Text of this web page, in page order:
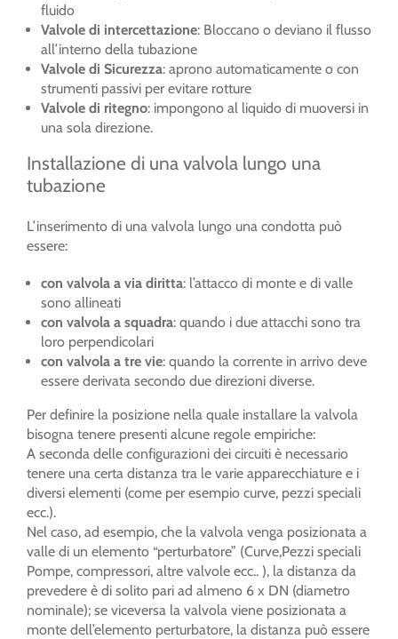
fluido
Valvole di intercettazione: Bloccano o deviano il flusso
all’interno della tubazione
Valvole di Sicurezza: aprono automaticamente o con
strumenti passivi per evitare rotture
Valvole di ritegno: impongono al liquido di muoversi in
una sola direzione.
Installazione di una valvola lungo una
tubazione
L’inserimento di una valvola lungo una condotta può
essere:
con valvola a via diritta: l’attacco di monte e di valle
sono allineati
con valvola a squadra: quando i due attacchi sono tra
loro perpendicolari
con valvola a tre vie: quando la corrente in arrivo deve
essere derivata secondo due direzioni diverse.
Per definire la posizione nella quale installare la valvola
bisogna tenere presenti alcune regole empiriche:
A seconda delle configurazioni dei circuiti è necessario
tenere una certa distanza tra le varie apparecchiature e i
diversi elementi (come per esempio curve, pezzi speciali
ecc.).
Nel caso, ad esempio, che la valvola venga posizionata a
valle di un elemento “perturbatore” (Curve,Pezzi speciali
Pompe, compressori, altre valvole ecc.. ), la distanza da
prevedere è di solito pari ad almeno 6 x DN (diametro
nominale); se viceversa la valvola viene posizionata a
monte dell’elemento perturbatore, la distanza può essere